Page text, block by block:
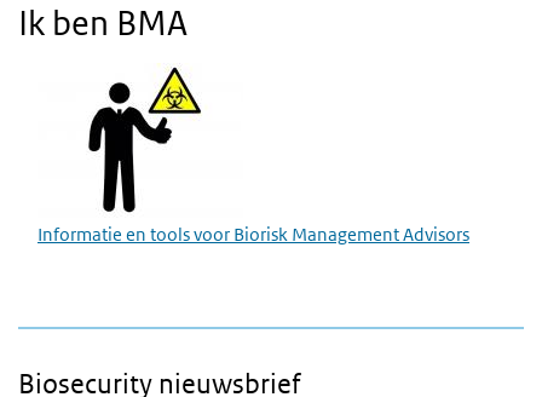
Ik ben BMA
Informatie en tools voor Biorisk Management Advisors
Biosecurity nieuwsbrief